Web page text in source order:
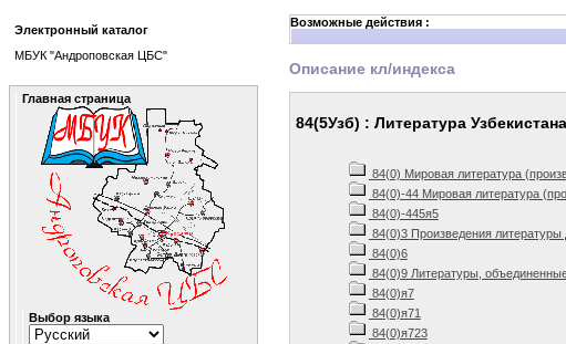
Возможные действия :
Описание кл/индекса
84(5Узб) : Литература
84(0) Мировая литература
84(0)-44 Мировая литература
84(0)-445я5
84(0)3 Произведения литературы
84(0)6
84(0)9 Литературы,
84(0)я7
84(0)я71
84(0)я723
Электронный каталог
МБУК "Андроповская ЦБС"
Главная страница
Выбор языка